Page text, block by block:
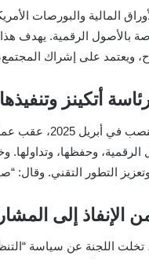
بالأصول الرقمية. يهدف
ويعتمد على إشراك المجتمع،
أتكينز وتنفيذها
منذ توليه
الرقمية، وحفظها،
التطور التقني. وقال:
من الإنفاذ إلى
تخلت اللجنة عن سياسة